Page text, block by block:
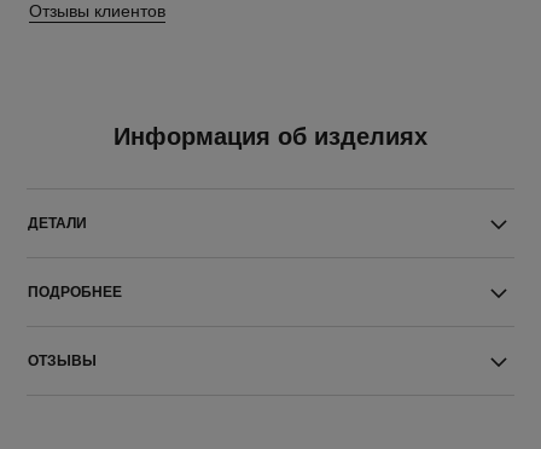
Отзывы клиентов
Информация об изделиях
ДЕТАЛИ
ПОДРОБНЕЕ
ОТЗЫВЫ